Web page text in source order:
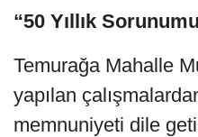
“50 Yıllık
Temurağa Mahalle
yapılan
memnuniyeti dile